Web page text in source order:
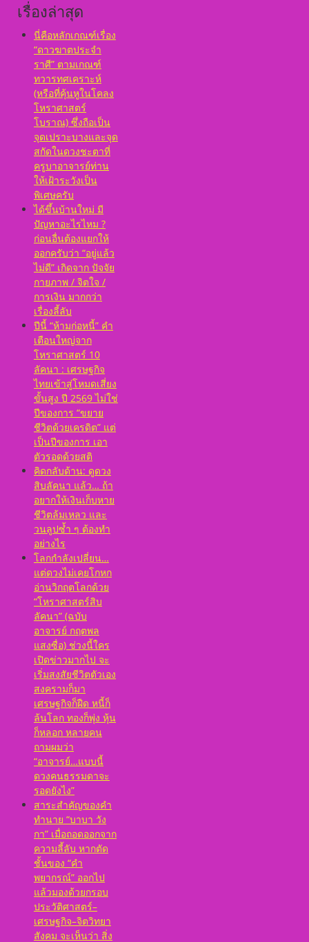
ตั้งชื่อมงคลคนเกิดวัน
อาทิตย์ ตั้งชื่อดี เป็น
มงคล ชื่อมงคล ตั้งชื่อ
เลขศาสตร์ มหาทักษา
พลังดาวพระเคราะห์
ตั้งดวงถอดดาวด้วย
โหราศาตร์ ๑๐ ลัคนา
ออกมาเป็นจุดอ่อนจุด
แข็งแก้ไขข้อบกพร่อง
ในพื้นดวงชาตา
เรื่องล่าสุด
นี่คือหลักเกณฑ์เรื่อง
“ดาวฆาตประจำ
ราศี” ตามเกณฑ์
ทวารทศเคราะห์
(หรือที่คุ้นหูในโคลง
โหราศาสตร์
โบราณ) ซึ่งถือเป็น
จุดเปราะบางและจุด
สกัดในดวงชะตาที่
ครูบาอาจารย์ท่าน
ให้เฝ้าระวังเป็น
พิเศษครับ
ได้ขึ้นบ้านใหม่ มี
ปัญหาอะไรไหม ?
ก่อนอื่นต้องแยกให้
ออกครับว่า “อยู่แล้ว
ไม่ดี” เกิดจาก ปัจจัย
กายภาพ / จิตใจ /
การเงิน มากกว่า
เรื่องลี้ลับ
ปีนี้ “ห้ามก่อหนี้” คำ
เตือนใหญ่จาก
โหราศาสตร์ 10
ลัคนา : เศรษฐกิจ
ไทยเข้าสู่โหมดเสี่ยง
ขั้นสูง ปี 2569 ไม่ใช่
ปีของการ “ขยาย
ชีวิตด้วยเครดิต” แต่
เป็นปีของการ เอา
ตัวรอดด้วยสติ
คิดกลับด้าน: ดูดวง
สิบลัคนา แล้ว… ถ้า
อยากให้เงินเก็บหาย
ชีวิตล้มเหลว และ
วนลูปซ้ำ ๆ ต้องทำ
อย่างไร
โลกกำลังเปลี่ยน…
แต่ดวงไม่เคยโกหก
อ่านวิกฤตโลกด้วย
“โหราศาสตร์สิบ
ลัคนา” (ฉบับ
อาจารย์ กฤตพล
แสงซื่อ) ช่วงนี้ใคร
เปิดข่าวมากไป จะ
เริ่มสงสัยชีวิตตัวเอง
สงครามก็มา
เศรษฐกิจก็ฝืด หนี้ก็
ล้นโลก ทองก็พุ่ง หุ้น
ก็หลอก หลายคน
ถามผมว่า
“อาจารย์…แบบนี้
ดวงคนธรรมดาจะ
รอดยังไง”
สาระสำคัญของคำ
ทำนาย “บาบา วัง
กา” เมื่อถอดออกจาก
ความลี้ลับ หากตัด
ชั้นของ “คำ
พยากรณ์” ออกไป
แล้วมองด้วยกรอบ
ประวัติศาสตร์–
เศรษฐกิจ–จิตวิทยา
สังคม จะเห็นว่า สิ่ง